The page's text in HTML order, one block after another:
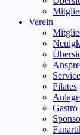
Verein
Pilates
Anlage
Gastro